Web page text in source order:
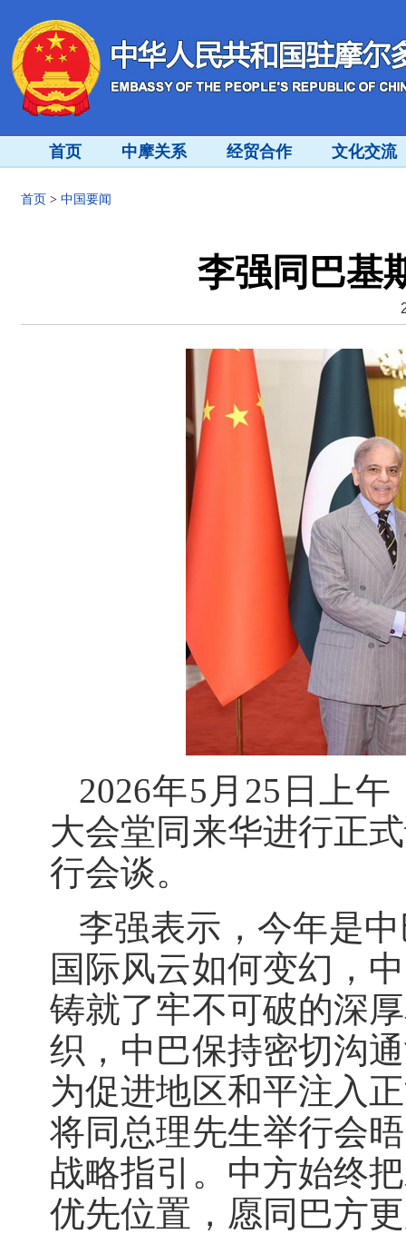
首页 中摩关系 经贸合作 文化交流
首页 > 中国要闻
李强同巴基
2026年5月25日上
大会堂同来华进行正
行会谈。
李强表示，今年是
国际风云如何变幻，
铸就了牢不可破的深
织，中巴保持密切沟
为促进地区和平注入
将同总理先生举行会
战略指引。中方始终
优先位置，愿同巴方